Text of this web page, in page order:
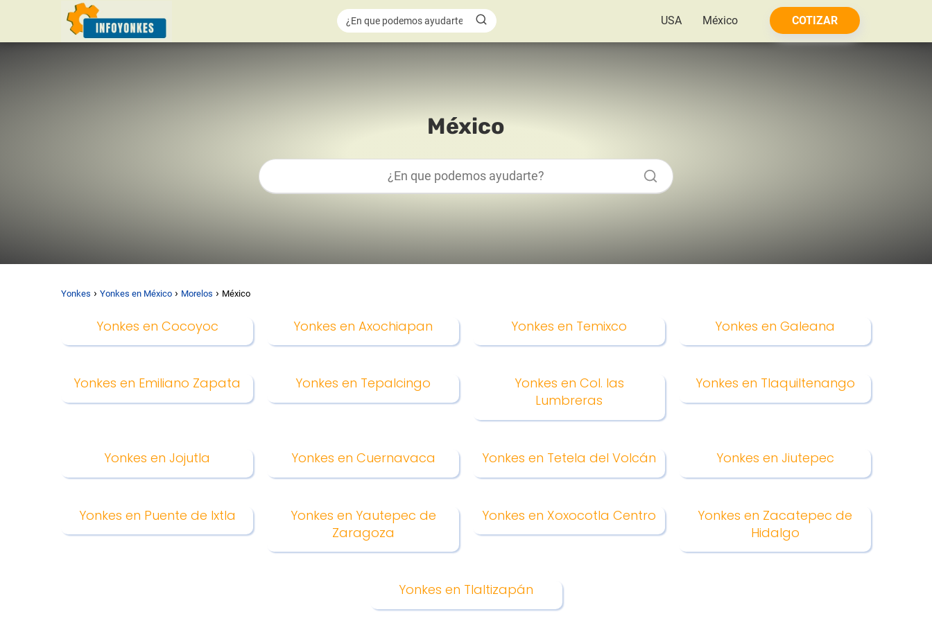
USA México COTIZAR
México
Yonkes Yonkes en México Morelos México
Yonkes en Cocoyoc Yonkes en Axochiapan Yonkes en Temixco Yonkes en Galeana
Yonkes en Emiliano Zapata Yonkes en Tepalcingo
Yonkes en Col. las
Lumbreras
Yonkes en Tlaquiltenango
Yonkes en Jojutla Yonkes en Cuernavaca Yonkes en Tetela del Volcán Yonkes en Jiutepec
Yonkes en Puente de Ixtla
Yonkes en Yautepec de
Zaragoza
Yonkes en Xoxocotla Centro
Yonkes en Zacatepec de
Hidalgo
Yonkes en Tlaltizapán